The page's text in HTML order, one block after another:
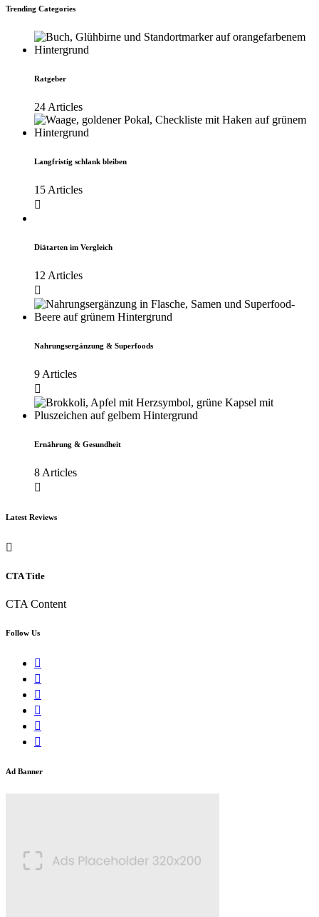
Trending Categories
Ratgeber
24 Articles
Langfristig schlank bleiben
15 Articles
Diätarten im Vergleich
12 Articles
Nahrungsergänzung & Superfoods
9 Articles
Ernährung & Gesundheit
8 Articles
Latest Reviews
CTA Title
CTA Content
Follow Us
Ad Banner